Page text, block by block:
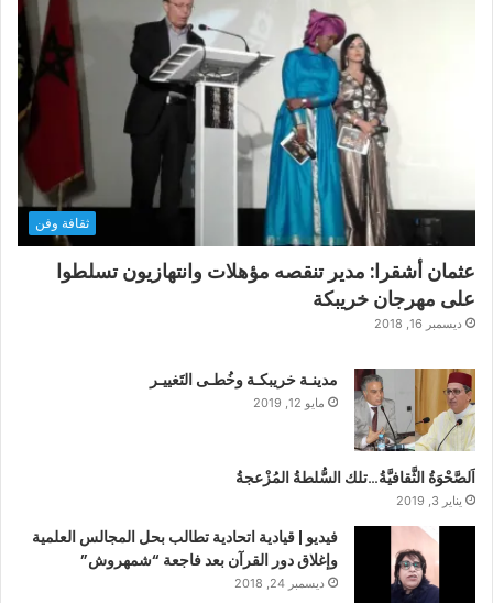
ثقافة وفن
عثمان أشقرا: مدير تنقصه مؤهلات وانتهازيون تسلطوا
على مهرجان خريبكة
ديسمبر 16, 2018
مدينـة خريبكـة وخُطـى التَغييـر
مايو 12, 2019
اَلصَّحْوَةُ الثَّقافيَّةُ…تلك السُّلطةُ المُزْعجةُ
يناير 3, 2019
فيديو | قيادية اتحادية تطالب بحل المجالس العلمية
وإغلاق دور القرآن بعد فاجعة “شمهروش”
ديسمبر 24, 2018